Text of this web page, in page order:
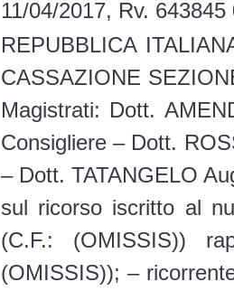
11/04/2017, Rv.
REPUBBLICA
CASSAZIONE
Magistrati: Dott.
Consigliere – Dott.
– Dott. TATANGELO
sul ricorso iscritto al
(C.F.: (OMISSIS))
(OMISSIS)); –